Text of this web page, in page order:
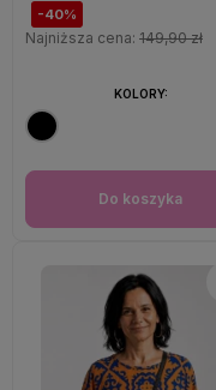
-40%
Najniższa cena: 149,90 zł
Do koszyka
KOLORY: